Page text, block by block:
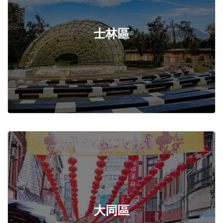
士林區
大同區